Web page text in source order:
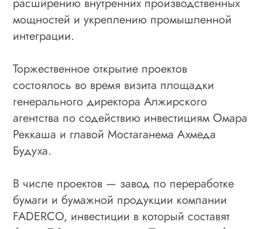
мощностей и укреплению промышленной
интеграции.
Торжественное открытие проектов
состоялось во время визита площадки
генерального директора Алжирского
агентства по содействию инвестициям Омара
Реккаша и главой Мостаганема Ахмеда
Будуха.
В числе проектов — завод по переработке
бумаги и бумажной продукции компании
FADERCO, инвестиции в который составят